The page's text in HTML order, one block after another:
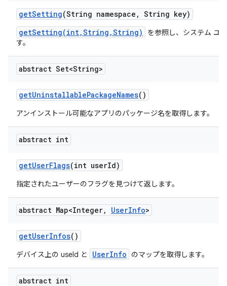
getSetting(String namespace , String key)
getSetting(int,String,String)
を参照し、システム ユ
す。
abstract Set<String>
getUninstallablePackageNames()
アンインストール可能なアプリのパッケージ名を取得します。
abstract int
getUserFlags(int userId)
指定されたユーザーのフラグを見つけて返します。
abstract Map<Integer, UserInfo>
getUserInfos()
デバイス上の useId と UserInfo のマップを取得します。
abstract int